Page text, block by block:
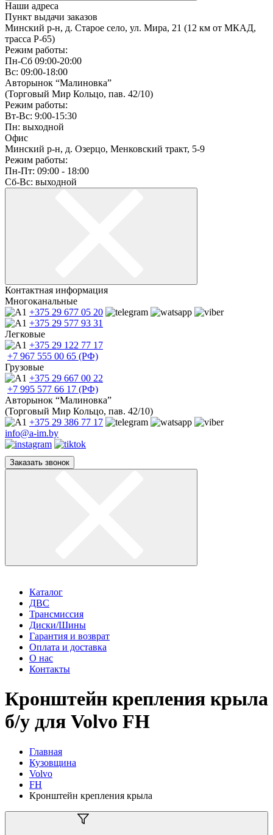
Наши адреса
Пункт выдачи заказов
Минский р-н, д. Старое село, ул. Мира, 21 (12 км от МКАД,
трасса P-65)
Режим работы:
Пн-Сб 09:00-20:00
Вс: 09:00-18:00
Авторынок “Малиновка”
(Торговый Мир Кольцо, пав. 42/10)
Режим работы:
Вт-Вс: 9:00-15:30
Пн: выходной
Офис
Минский р-н, д. Озерцо, Менковский тракт, 5-9
Режим работы:
Пн-Пт: 09:00 - 18:00
Сб-Вс: выходной
Контактная информация
Многоканальные
+375 29 677 05 20
+375 29 577 93 31
Легковые
+375 29 122 77 17
+7 967 555 00 65 (РФ)
Грузовые
+375 29 667 00 22
+7 995 577 66 17 (РФ)
Авторынок “Малиновка”
(Торговый Мир Кольцо, пав. 42/10)
+375 29 386 77 17
info@a-im.by
Заказать звонок
Каталог
ДВС
Трансмиссия
Диски/Шины
Гарантия и возврат
Оплата и доставка
О нас
Контакты
Кронштейн крепления крыла
б/у для Volvo FH
Главная
Кузовщина
Volvo
FH
Кронштейн крепления крыла